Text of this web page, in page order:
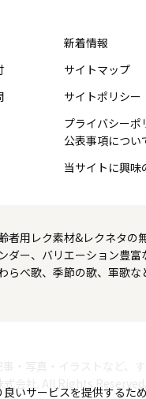
新着情報
サイトマップ
サイトポリシー
プライバシーポ
公表事項につい
当サイトに興味
者用レク素材&レクネタの
ダー、バリエーション豊
らべ歌、季節の歌、軍歌
いサービスを提供するた